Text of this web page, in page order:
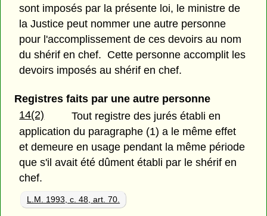
sont imposés par la présente loi, le ministre de
la Justice peut nommer une autre personne
pour l'accomplissement de ces devoirs au nom
du shérif en chef. Cette personne accomplit les
devoirs imposés au shérif en chef.
Registres faits par une autre personne
14(2)
Tout registre des jurés établi en
application du paragraphe (1) a le même effet
et demeure en usage pendant la même période
que s'il avait été dûment établi par le shérif en
chef.
L.M. 1993, c. 48, art. 70.